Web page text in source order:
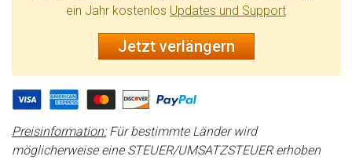
ein Jahr kostenlos Updates und Support
Jetzt verlängern
Preisinformation:Für bestimmte Länder wird
möglicherweise eine STEUER/UMSATZSTEUER erhoben